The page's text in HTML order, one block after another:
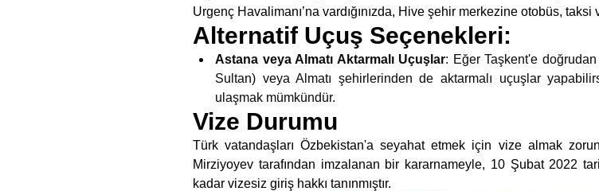
Urgenç Havalimanı’na vardığınızda, Hive şehir merkezine otobüs,
Alternatif Uçuş Seçenekleri:
Astana veya Almatı Aktarmalı Uçuşlar: Eğer Taşkent'e doğrudan
Sultan) veya Almatı şehirlerinden de aktarmalı uçuşlar
ulaşmak mümkündür.
Vize Durumu
Türk vatandaşları Özbekistan'a seyahat etmek için vize almak
Mirziyoyev tarafından imzalanan bir kararnameyle, 10 Şubat 2022
kadar vizesiz giriş hakkı tanınmıştır.